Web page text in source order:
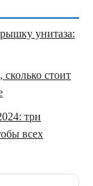
унитаза:
стоит
три
всех